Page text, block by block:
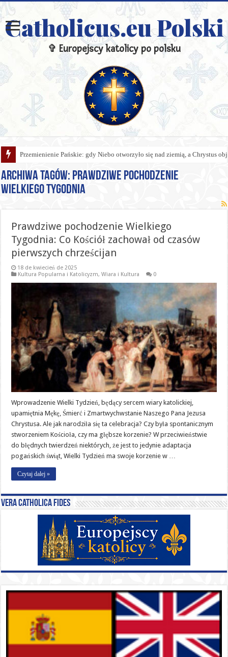
Catholicus.eu Polski
✞ Europejscy katolicy po polsku
Przemienienie Pańskie: gdy Niebo otworzyło się nad ziemią, a Chrystus
Archiwa tagów: Prawdziwe pochodzenie
Wielkiego Tygodnia
Prawdziwe pochodzenie Wielkiego
Tygodnia: Co Kościół zachował od czasów
pierwszych chrześcijan
18 de kwiecień de 2025
Kultura Popularna i Katolicyzm,Wiara i Kultura 0
Wprowadzenie Wielki Tydzień, będący sercem wiary katolickiej,
upamiętnia Mękę, Śmierć i Zmartwychwstanie Naszego Pana Jezusa
Chrystusa. Ale jak narodziła się ta celebracja? Czy była spontanicznym
stworzeniem Kościoła, czy ma głębsze korzenie? W przeciwieństwie
do błędnych twierdzeń niektórych, że jest to jedynie adaptacja
pogańskich świąt, Wielki Tydzień ma swoje korzenie w …
Czytaj dalej »
Vera catholica fides